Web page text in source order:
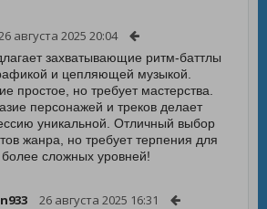
августа 2025 20:04
захватывающие ритм-баттлы
и цепляющей музыкой.
простое, но требует мастерства.
персонажей и треков делает
уникальной. Отличный выбор
жанра, но требует терпения для
сложных уровней!
26 августа 2025 16:31